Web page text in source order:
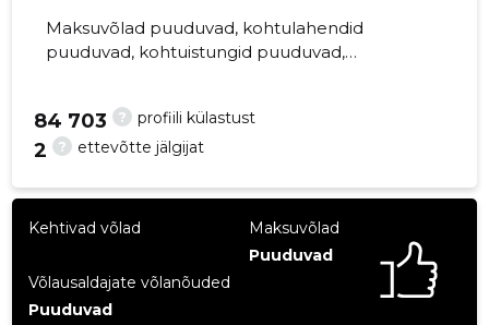
Maksuvõlad puuduvad, kohtulahendid
puuduvad, kohtuistungid puuduvad,
+372 58334754
? profiili külastust
84 703
? ettevõtte jälgijat
2
Kehtivad võlad
Maksuvõlad
Puuduvad
Võlausaldajate võlanõuded
Puuduvad